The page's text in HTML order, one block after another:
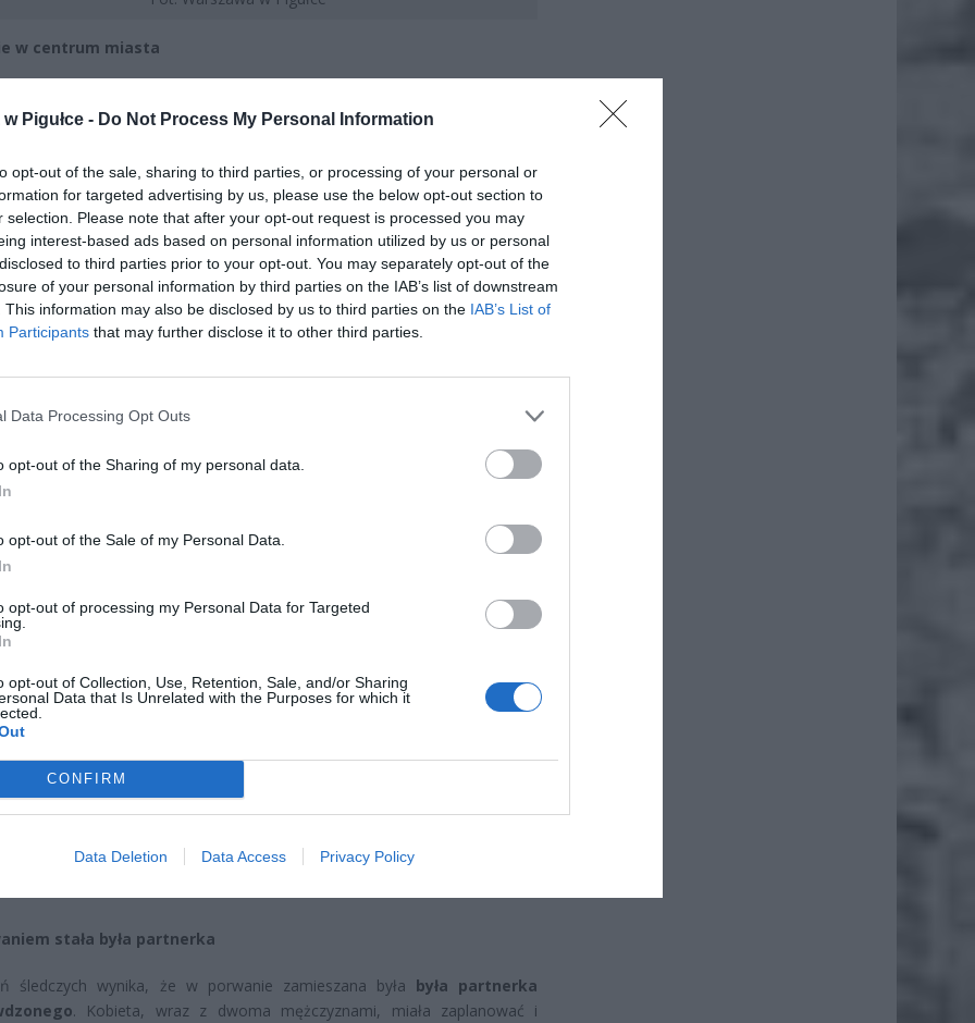
Pigułce - Do Not Process My Personal Information
opt-out of the sale, sharing to third parties, or processing of your personal or
for targeted advertising by us, please use the below opt-out section to
selection. Please note that after your opt-out request is processed you may
interest-based ads based on personal information utilized by us or personal
to third parties prior to your opt-out. You may separately opt-out of the
of your personal information by third parties on the IAB’s list of downstream
This information may also be disclosed by us to third parties on the IAB’s List of
Participants that may further disclose it to other third parties.
Data Processing Opt Outs
opt-out of the Sharing of my personal data.
opt-out of the Sale of my Personal Data.
opt-out of processing my Personal Data for Targeted
opt-out of Collection, Use, Retention, Sale, and/or Sharing
Data that Is Unrelated with the Purposes for which it
CONFIRM
Data Deletion Data Access Privacy Policy
w centrum miasta
przecenił hit do kuchni. Air fryer tańszy aż o 150 zł, a to dopiero
2026 16:06
dla milionów polskich rodzin. ZUS wypłacił już 173 mln zł.
wciąż można składać
2026 12:56
samochodem w pobliże jednej z głównych ulic Olkusza i błyskawicznie
mężczyznę do pojazdu. Zniknęli, zanim ktokolwiek zdążył zareagować.
rozpoczęła szeroko zakrojone poszukiwania, współpracując z
z Krakowa i województwa mazowieckiego.
działaniom funkcjonariuszy udało sięustalić trasę przejazdu
policjanci odnaleźli mężczyznęcałego i zdrowego
stała była partnerka
śledczych wynika, że w porwanie zamieszana była była partnerka
. Kobieta, wraz z dwoma mężczyznami, miała zaplanować i